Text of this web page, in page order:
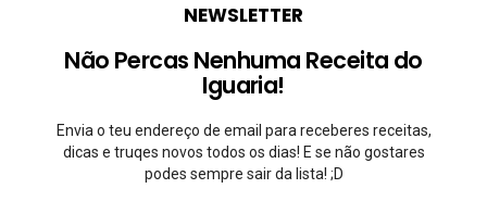
NEWSLETTER
Não Percas Nenhuma Receita do
Iguaria!
Envia o teu endereço de email para receberes receitas,
dicas e truqes novos todos os dias! E se não gostares
podes sempre sair da lista! ;D